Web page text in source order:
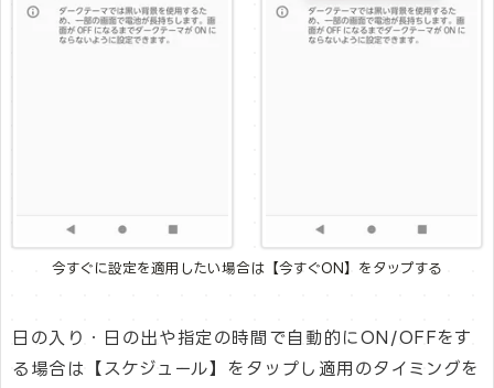
今すぐに設定を適用したい場合は【今すぐON】をタップする
日の入り・日の出や指定の時間で自動的にON/OFFをす
る場合は【スケジュール】をタップし適用のタイミングを